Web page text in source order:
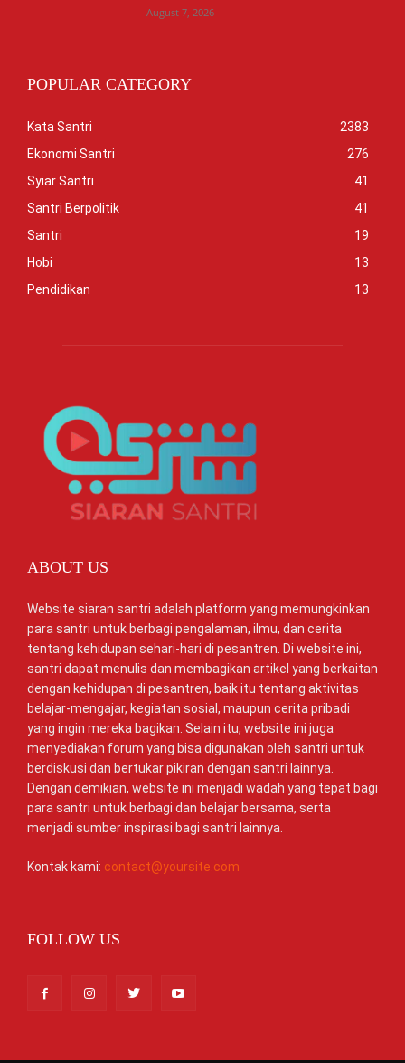
August 7, 2026
POPULAR CATEGORY
Kata Santri
2383
Ekonomi Santri
276
Syiar Santri
41
Santri Berpolitik
41
Santri
19
Hobi
13
Pendidikan
13
ABOUT US
Website siaran santri adalah platform yang memungkinkan
para santri untuk berbagi pengalaman, ilmu, dan cerita
tentang kehidupan sehari-hari di pesantren. Di website ini,
santri dapat menulis dan membagikan artikel yang berkaitan
dengan kehidupan di pesantren, baik itu tentang aktivitas
belajar-mengajar, kegiatan sosial, maupun cerita pribadi
yang ingin mereka bagikan. Selain itu, website ini juga
menyediakan forum yang bisa digunakan oleh santri untuk
berdiskusi dan bertukar pikiran dengan santri lainnya.
Dengan demikian, website ini menjadi wadah yang tepat bagi
para santri untuk berbagi dan belajar bersama, serta
menjadi sumber inspirasi bagi santri lainnya.
Kontak kami: contact@yoursite.com
FOLLOW US